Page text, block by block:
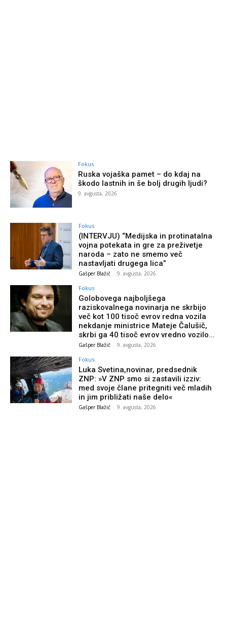
Fokus
Ruska vojaška pamet – do kdaj na
škodo lastnih in še bolj drugih ljudi?
9. avgusta, 2026
Fokus
(INTERVJU) “Medijska in protinatalna
vojna potekata in gre za preživetje
naroda – zato ne smemo več
nastavljati drugega lica”
Gašper Blažič - 9. avgusta, 2026
Fokus
Golobovega najboljšega
raziskovalnega novinarja ne skrbijo
več kot 100 tisoč evrov redna vozila
nekdanje ministrice Mateje Čalušič,
skrbi ga 40 tisoč evrov vredno vozilo...
Gašper Blažič - 9. avgusta, 2026
Fokus
Luka Svetina,novinar, predsednik
ZNP: »V ZNP smo si zastavili izziv:
med svoje člane pritegniti več mladih
in jim približati naše delo«
Gašper Blažič - 9. avgusta, 2026